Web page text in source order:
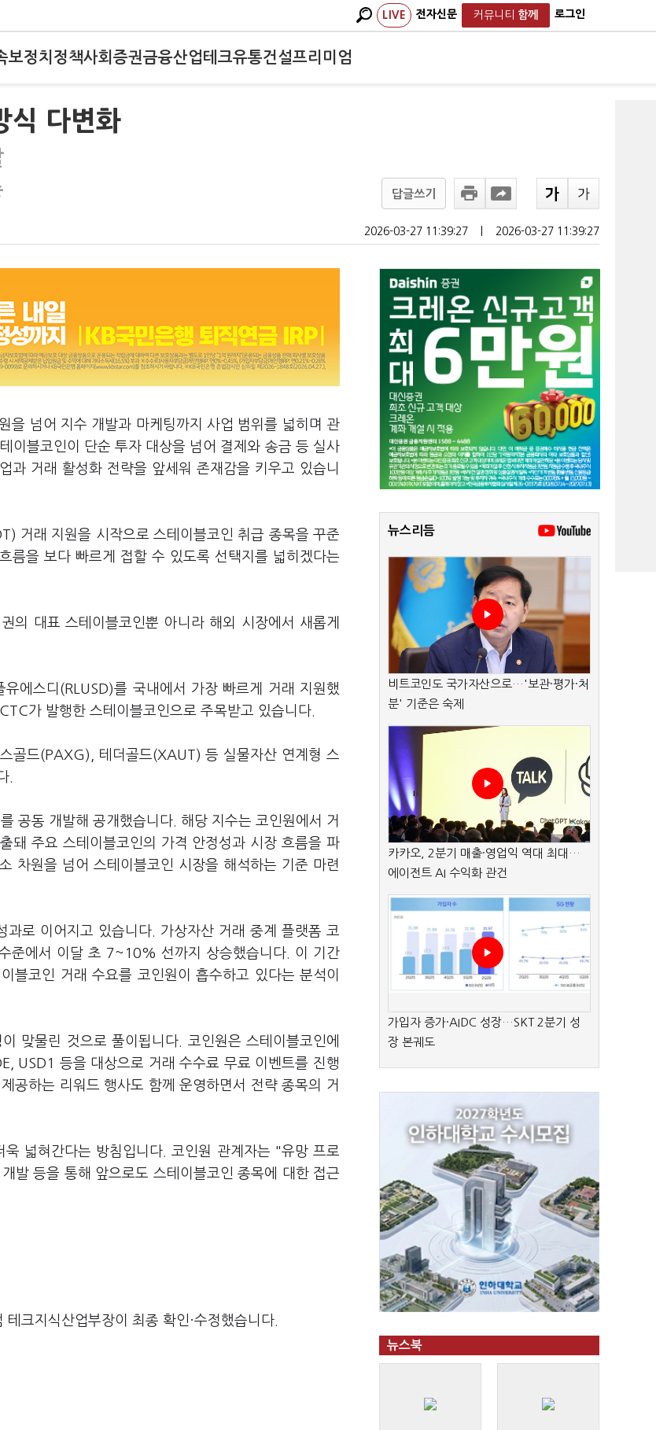
LIVE 전자신문 커뮤니티 함께 로그인
보정치 정책사회 증권금융산업테크유통건설프리미엄
식 다변화
답글쓰기
2026-03-27 11:39:27 2026-03-27 11:39:27
을 넘어 지수 개발과 마케팅까지 사업 범위를 넓히며 관
이블코인이 단순 투자 대상을 넘어 결제와 송금 등 실사
과 거래 활성화 전략을 앞세워 존재감을 키우고 있습니
거래 지원을 시작으로 스테이블코인 취급 종목을 꾸준
름을 보다 빠르게 접할 수 있도록 선택지를 넓히겠다는
의 대표 스테이블코인뿐 아니라 해외 시장에서 새롭게
에스디(RLUSD)를 국내에서 가장 빠르게 거래 지원했
가 발행한 스테이블코인으로 주목받고 있습니다.
골드(PAXG), 테더골드(XAUT) 등 실물자산 연계형 스
.
공동 개발해 공개했습니다. 해당 지수는 코인원에서 거
돼 주요 스테이블코인의 가격 안정성과 시장 흐름을 파
차원을 넘어 스테이블코인 시장을 해석하는 기준 마련
로 이어지고 있습니다. 가상자산 거래 중계 플랫폼 코
준에서 이달 초 7~10% 선까지 상승했습니다. 이 기간
블코인 거래 수요를 코인원이 흡수하고 있다는 분석이
맞물린 것으로 풀이됩니다. 코인원은 스테이블코인에
USD1 등을 대상으로 거래 수수료 무료 이벤트를 진행
공하는 리워드 행사도 함께 운영하면서 전략 종목의 거
넓혀간다는 방침입니다. 코인원 관계자는 "유망 프로
발 등을 통해 앞으로도 스테이블코인 종목에 대한 접근
크지식산업부장이 최종 확인·수정했습니다.
뉴스리듬
비트코인도 국가자산으로…'보관·평가·처
분' 기준은 숙제
카카오, 2분기 매출·영업익 역대 최대…
에이전트 AI 수익화 관건
가입자 증가·AIDC 성장…SKT 2분기 성
장 본궤도
뉴스북